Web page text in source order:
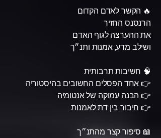
🔥 הקשר לאדם הקדום
הרנסנס החזיר
את ההערצה לגוף האדם
ושילב מדע, אמנות ותנ״ך
🧠 חשיבות תרבותית
👉 אחד הפסלים החשובים בהיסטוריה
👉 הבנה עמוקה של אנטומיה
👉 חיבור בין דת לאמנות
📖 סיפור קצר מהתנ״ך